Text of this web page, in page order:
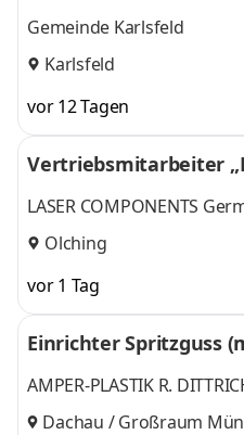
r
Gemeinde Karlsfeld
Karlsfeld
vor 12 Tagen
Vertriebsmitarbeiter
LASER COMPONENTS
Olching
vor 1 Tag
Einrichter Spritzguss
AMPER-PLASTIK R.
KGDachau / Großraum